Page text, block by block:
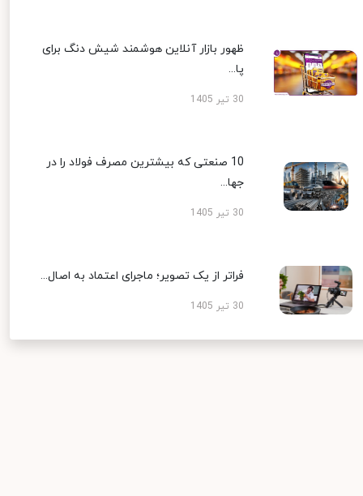
ظهور بازار آنلاین هوشمند شیش دنگ برای
پا...
30 تیر 1405
10 صنعتی که بیشترین مصرف فولاد را در
جها...
30 تیر 1405
فراتر از یک تصویر؛ ماجرای اعتماد به اصال...
30 تیر 1405